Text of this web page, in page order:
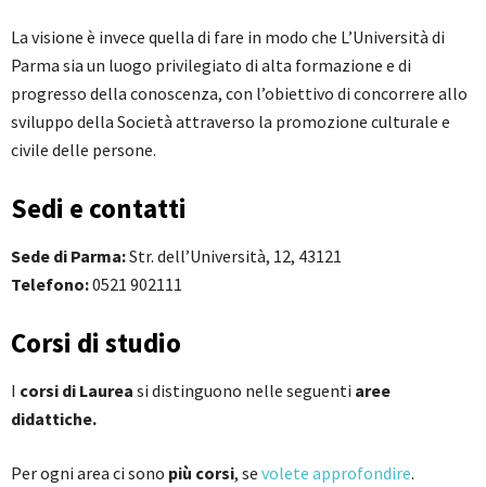
La visione è invece quella di fare in modo che L’Università di
Parma sia un luogo privilegiato di alta formazione e di
progresso della conoscenza, con l’obiettivo di concorrere allo
sviluppo della Società attraverso la promozione culturale e
civile delle persone.
Sedi e contatti
Sede di Parma:Str. dell’Università, 12, 43121
Telefono:0521 902111
Corsi di studio
I corsi di Laurea si distinguono nelle seguenti aree
didattiche.
Per ogni area ci sono più corsi, se volete approfondire.